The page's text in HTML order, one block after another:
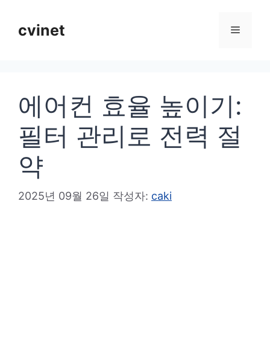
cvinet 메
에어컨 효율 높이기:
필터 관리로 전력 절
약
2025년 09월 26일 작성자: caki